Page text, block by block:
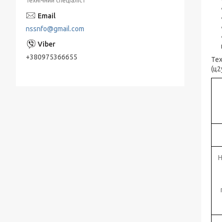
Занурювальні насоси ЕЦВ
Живильні насоси ПЕ
типу для нафтопродуктів
nssnfo@gmail.com
+380975366655